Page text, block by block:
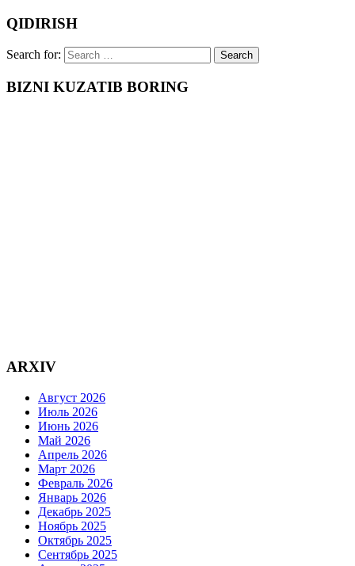
QIDIRISH
Search for:
BIZNI KUZATIB BORING
ARXIV
Август 2026
Июль 2026
Июнь 2026
Май 2026
Апрель 2026
Март 2026
Февраль 2026
Январь 2026
Декабрь 2025
Ноябрь 2025
Октябрь 2025
Сентябрь 2025